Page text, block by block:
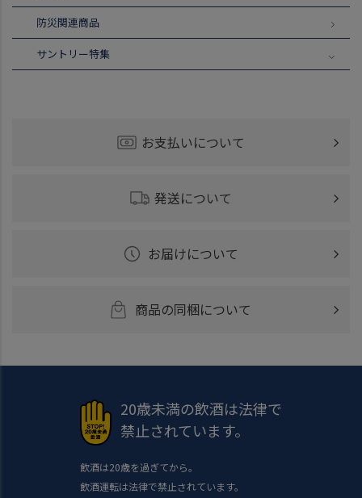
防災関連商品
サントリー特集
お支払いについて
発送について
お届けについて
商品の同梱について
20歳未満の飲酒は法律で
禁止されています。
飲酒は20歳を過ぎてから。
飲酒運転は法律で禁止されています。